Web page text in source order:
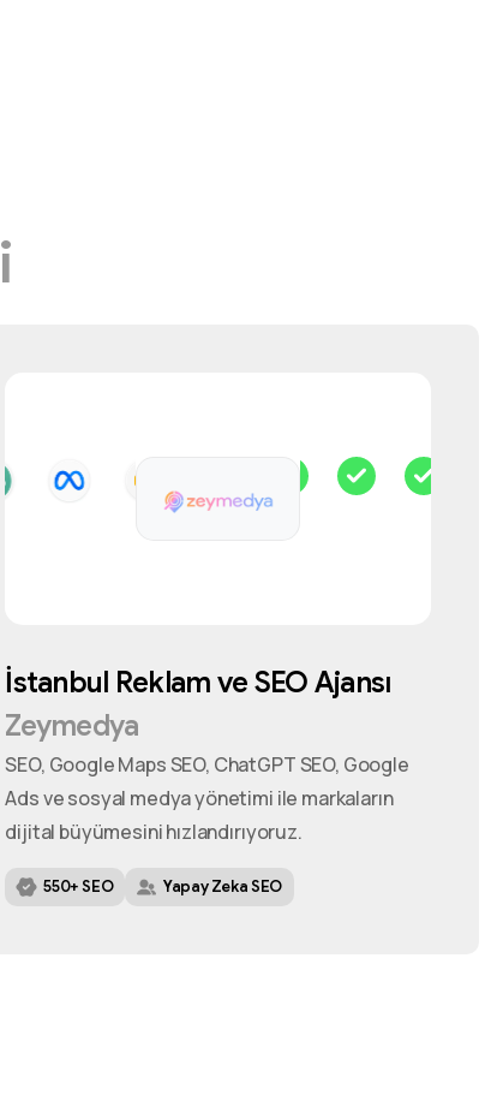
İstanbul Reklam ve SEO Ajansı
Zeymedya
SEO, Google Maps SEO, ChatGPT SEO, Google
Ads ve sosyal medya yönetimi ile markaların
dijital büyümesini hızlandırıyoruz.
550+ SEO Yapay Zeka SEO